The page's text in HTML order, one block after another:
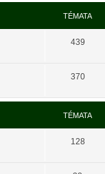
TÉMATA
439
370
TÉMATA
128